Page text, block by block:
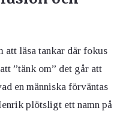
att läsa tankar där fokus
”tänk om” det går att
en människa förväntas
plötsligt ett namn på